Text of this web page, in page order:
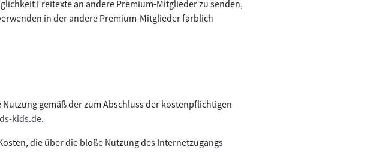
Freitexte an andere Premium-Mitglieder zu senden,
in der andere Premium-Mitglieder farblich
gemäß der zum Abschluss der kostenpflichtigen
kids.de.
die über die bloße Nutzung des Internetzugangs